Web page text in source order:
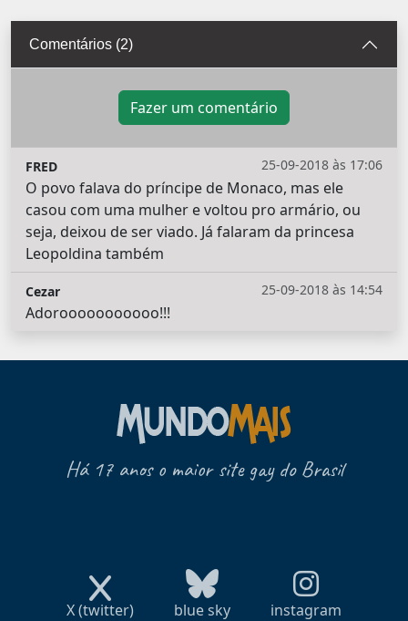
Comentários (2)
Fazer um comentário
25-09-2018 às 17:06
FRED
O povo falava do príncipe de Monaco, mas ele
casou com uma mulher e voltou pro armário, ou
seja, deixou de ser viado. Já falaram da princesa
Leopoldina também
25-09-2018 às 14:54
Cezar
Adorooooooooooo!!!
Há 17 anos o maior site gay do Brasil
X (twitter) blue sky instagram